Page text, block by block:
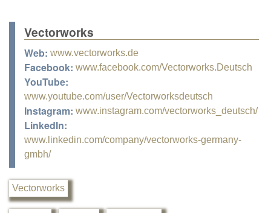
Vectorworks
Web: www.vectorworks.de
Facebook: www.facebook.com/Vectorworks.Deutsch
YouTube:
www.youtube.com/user/Vectorworksdeutsch
Instagram: www.instagram.com/vectorworks_deutsch/
LinkedIn:
www.linkedin.com/company/vectorworks-germany-
gmbh/
Vectorworks